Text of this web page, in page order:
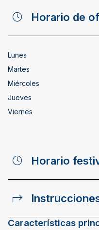
Horario de
Lunes
Martes
Miércoles
Jueves
Viernes
Horario
Características